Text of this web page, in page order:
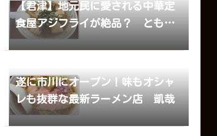
【君津】地元民に愛される中華定
食屋アジフライが絶品？ ともち
ゃんらーめん
遂に市川にオープン！味もオシャ
レも抜群な最新ラーメン店 凱哉